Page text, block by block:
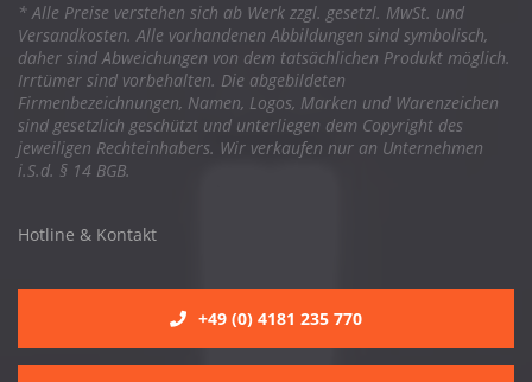
* Alle Preise verstehen sich ab Werk zzgl. gesetzl. MwSt. und
Versandkosten. Alle vorhandenen Abbildungen sind symbolisch,
daher sind Abweichungen von dem tatsächlichen Produkt möglich.
Irrtümer sind vorbehalten. Die abgebildeten
Firmenbezeichnungen, Namen, Logos, Marken und Warenzeichen
sind gesetzlich geschützt und unterliegen dem Copyright des
jeweiligen Rechteinhabers. Wir verkaufen nur an Unternehmen
i.S.d. § 14 BGB.
Hotline & Kontakt
+49 (0) 4181 235 770